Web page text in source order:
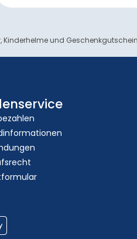
Kinderhelme und